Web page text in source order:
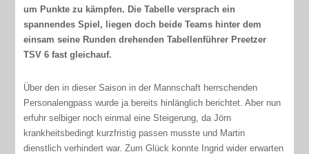
um Punkte zu kämpfen. Die Tabelle versprach ein
spannendes Spiel, liegen doch beide Teams hinter dem
einsam seine Runden drehenden Tabellenführer Preetzer
TSV 6 fast gleichauf.
Über den in dieser Saison in der Mannschaft herrschenden
Personalengpass wurde ja bereits hinlänglich berichtet. Aber nun
erfuhr selbiger noch einmal eine Steigerung, da Jörn
krankheitsbedingt kurzfristig passen musste und Martin
dienstlich verhindert war. Zum Glück konnte Ingrid wider erwarten